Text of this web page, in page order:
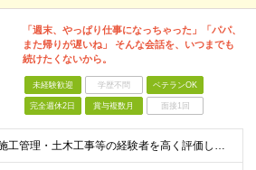
「週末、やっぱり仕事になっちゃった」「パパ、
また帰りが遅いね」 そんな会話を、いつまでも
続けたくないから。
未経験歓迎 学歴不問 ベテランOK
完全週休2日 賞与複数月 面接1回
【施工管理・土木工事等の経験者を高く評価します！】 ■高卒以上／普通自動車運転免許（AT限定可）をお持ちの方 ＜以下、いずれかに該当する方歓迎＞ ◎土木系学科を卒業された方 ◎1・2級土木／造園